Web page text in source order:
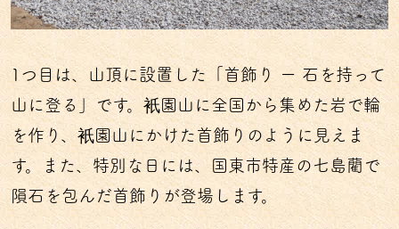
1つ目は、山頂に設置した「首飾り ー 石を持って
山に登る」です。衹園山に全国から集めた岩で輪
を作り、衹園山にかけた首飾りのように見えま
す。また、特別な日には、国東市特産の七島藺で
隕石を包んだ首飾りが登場します。